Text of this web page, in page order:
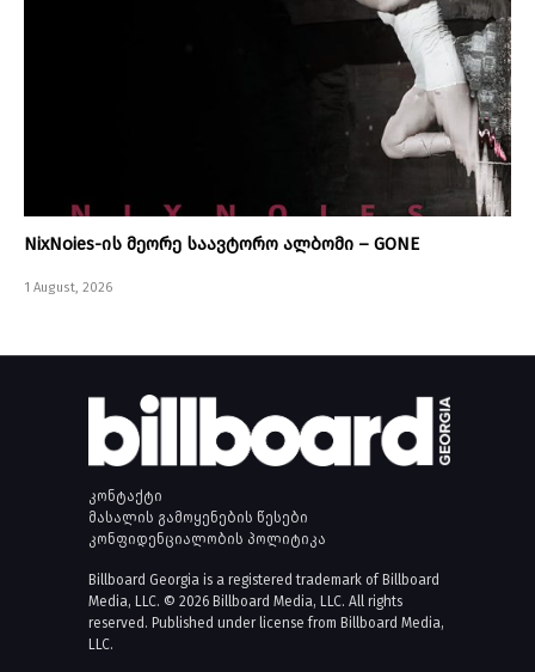
NixNoies-ის მეორე საავტორო ალბომი – GONE
1 August, 2026
კონტაქტი
მასალის გამოყენების წესები
კონფიდენციალობის პოლიტიკა
Billboard Georgia is a registered trademark of Billboard
Media, LLC. © 2026 Billboard Media, LLC. All rights
reserved. Published under license from Billboard Media,
LLC.